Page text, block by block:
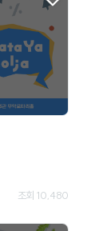
조회 10,480